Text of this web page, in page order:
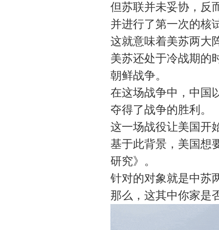
但苏联并未妥协，反
并进行了第一次的核
这就意味着美苏两大
美苏还处于冷战期的
朝鲜战争。
在这场战争中，中国
夺得了战争的胜利。
这一场战役让美国开
基于此背景，美国想
研究》。
针对的对象就是中苏
那么，这其中你家是